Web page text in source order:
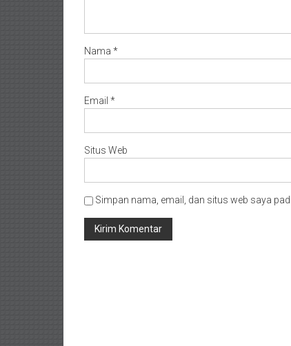
Nama *
Email *
Situs Web
Simpan nama, email, dan situs web saya